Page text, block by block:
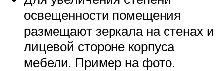
освещенности помещения
размещают зеркала на стенах и
лицевой стороне корпуса
мебели. Пример на фото.